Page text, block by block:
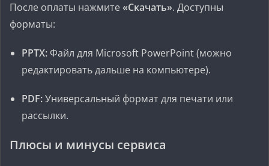
После оплаты нажмите«Скачать». Доступны
форматы:
PPTX: Файл для Microsoft PowerPoint (можно
редактировать дальше на компьютере).
PDF:Универсальный формат для печати или
рассылки.
Плюсы и минусы сервиса